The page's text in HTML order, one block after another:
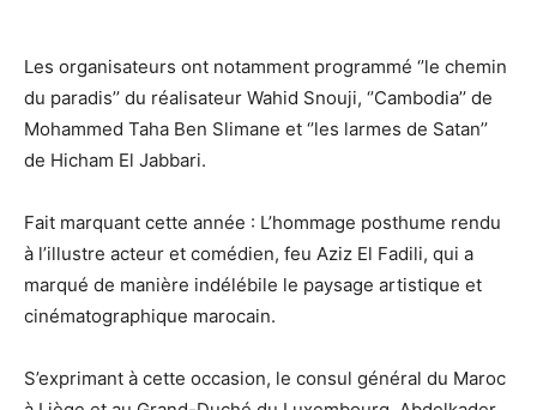
Les organisateurs ont notamment programmé ‘’le chemin
du paradis’’ du réalisateur Wahid Snouji, ‘’Cambodia’’ de
Mohammed Taha Ben Slimane et ‘’les larmes de Satan’’
de Hicham El Jabbari.
Fait marquant cette année : L’hommage posthume rendu
à l’illustre acteur et comédien, feu Aziz El Fadili, qui a
marqué de manière indélébile le paysage artistique et
cinématographique marocain.
S’exprimant à cette occasion, le consul général du Maroc